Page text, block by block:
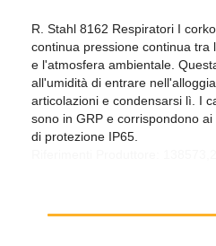
R. Stahl 8162 Respiratori I
continua pressione continua tra
e l'atmosfera ambientale.
all'umidità di entrare
articolazioni e condensarsi lì. I
sono in GRP e corrispondono
di protezione IP65.